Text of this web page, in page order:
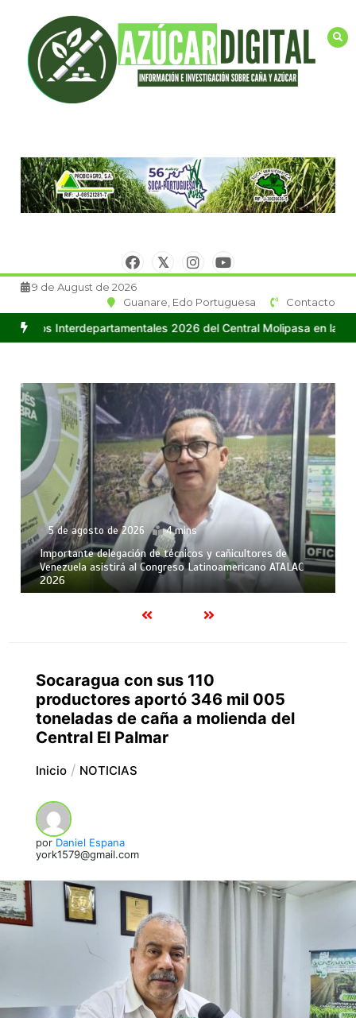
contenido
9 de August de 2026
Guanare, Edo Portuguesa
Contacto
2026 del Central Molipasa en la ciudad de
5 de agosto de 2026 4 mins
Importante delegación de técnicos y cañicultores de
Venezuela asistirá al Congreso Latinoamericano ATALAC
2026
Socaragua con sus 110
productores aportó 346 mil 005
toneladas de caña a molienda del
Central El Palmar
Inicio NOTICIAS
por Daniel Espana
york1579@gmail.com